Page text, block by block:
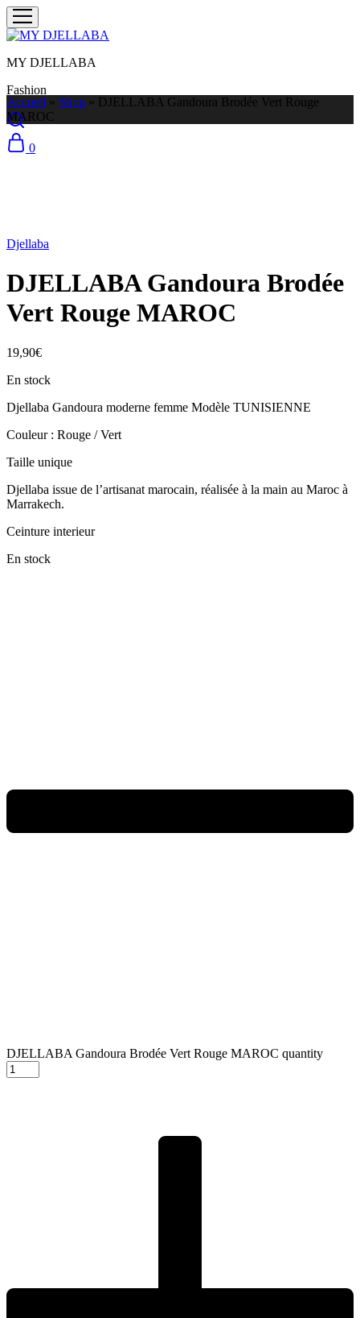
MY DJELLABA
Fashion
0
Accueil » Shop » DJELLABA Gandoura Brodée Vert Rouge
MAROC
Djellaba
DJELLABA Gandoura Brodée
Vert Rouge MAROC
19,90€
En stock
Djellaba Gandoura moderne femme Modèle TUNISIENNE
Couleur : Rouge / Vert
Taille unique
Djellaba issue de l’artisanat marocain, réalisée à la main au Maroc à
Marrakech.
Ceinture interieur
En stock
DJELLABA Gandoura Brodée Vert Rouge MAROC quantity